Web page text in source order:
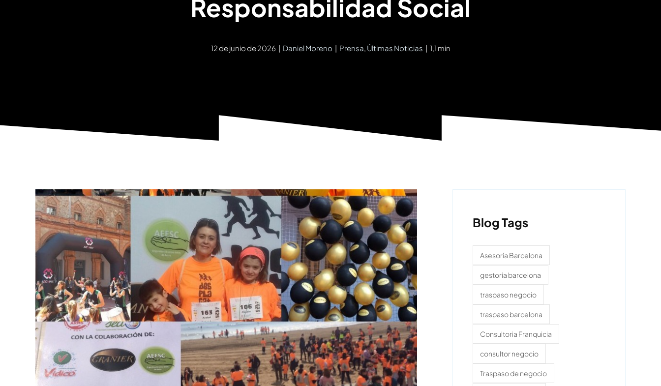
Responsabilidad Social
12 de junio de 2026 | Daniel Moreno | Prensa, Últimas Noticias | 1,1 min
Blog Tags
Asesoría Barcelona
gestoria barcelona
traspaso negocio
traspaso barcelona
Consultoria Franquicia
consultor negocio
Traspaso de negocio